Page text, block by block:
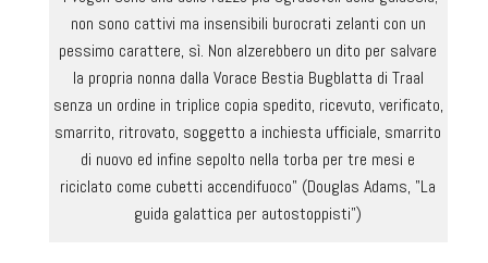
non sono cattivi ma insensibili burocrati zelanti con un
pessimo carattere, sì. Non alzerebbero un dito per salvare
la propria nonna dalla Vorace Bestia Bugblatta di Traal
senza un ordine in triplice copia spedito, ricevuto, verificato,
smarrito, ritrovato, soggetto a inchiesta ufficiale, smarrito
di nuovo ed infine sepolto nella torba per tre mesi e
riciclato come cubetti accendifuoco" (Douglas Adams, "La
guida galattica per autostoppisti")